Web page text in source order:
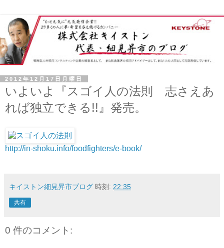
2012年12月17日月曜日
いよいよ『スゴイ人の法則 志さえあ
れば独立できる!!』発売。
http://in-shoku.info/foodfighters/e-book/
キイストン細見昇市ブログ 時刻: 22:35
共有
0 件のコメント: